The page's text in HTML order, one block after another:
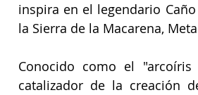
inspira en el legendario
la Sierra de la Macarena,
Conocido como el
catalizador de la creación